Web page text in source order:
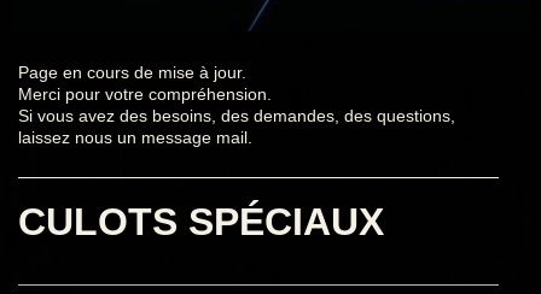
Page en cours de mise à jour.
Merci pour votre compréhension.
Si vous avez des besoins, des demandes, des questions,
laissez nous un message mail.
CULOTS SPÉCIAUX